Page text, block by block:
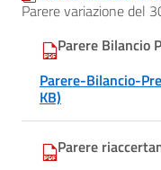
Parere variazione del
Parere Bilancio
Parere-Bilancio-
KB)
Parere